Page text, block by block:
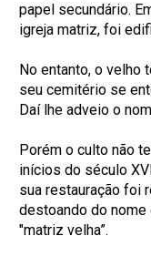
papel secundário.
igreja matriz, foi
No entanto, o velho
seu cemitério se
Daí lhe adveio o
Porém o culto não
inícios do século
sua restauração foi
destoando do nome
"matriz velha”.